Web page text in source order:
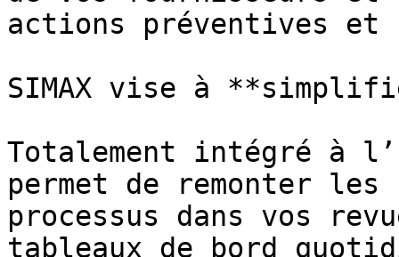
actions préventives et
SIMAX vise à
Totalement intégré à
permet de remonter
processus dans vos
tableaux de bord